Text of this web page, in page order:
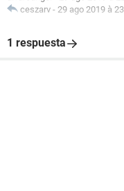
ceszarv - 29 ago 2019 à
1 respuesta